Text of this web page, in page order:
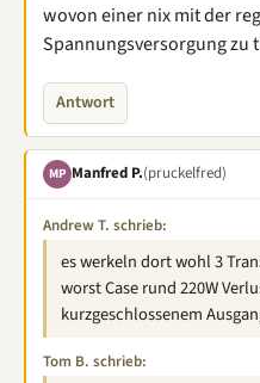
wovon einer nix mit der
Spannungsversorgung zu
Antwort
MP Manfred P.(pruckelfred)
Andrew T. schrieb:
es werkeln dort wohl 3
worst Case rund 220W
kurzgeschlossenem
Tom B. schrieb: